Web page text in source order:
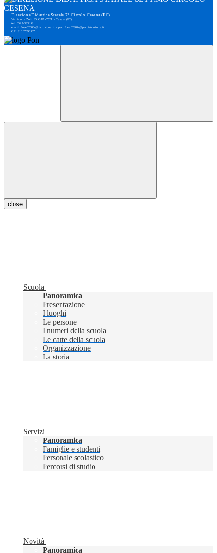
Direzione Didattica Statale 7° Circolo Cesena (FC)
Via Adone Zoli, 35 CAP 47521 - Cesena (FC)
tel: 0547-383193
email: foee02300r@istruzione.it - pec: foee02300r@pec.istruzione.it
C.F. 81007690407
close
Scuola
Panoramica
Presentazione
I luoghi
Le persone
I numeri della scuola
Le carte della scuola
Organizzazione
La storia
Servizi
Panoramica
Famiglie e studenti
Personale scolastico
Percorsi di studio
Novità
Panoramica